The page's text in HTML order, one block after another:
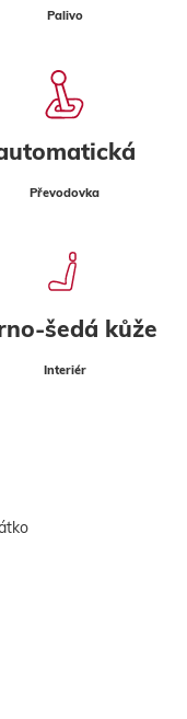
Palivo
Převodovka
šedá kůže
Interiér